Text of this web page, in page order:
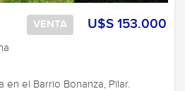
U$S 153.000
VENTA
en el Barrio Bonanza, Pïlar.